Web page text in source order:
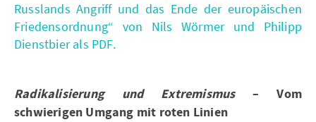
Russlands Angriff und das Ende der europäischen
Friedensordnung“ von Nils Wörmer und Philipp
Dienstbier als PDF.
Radikalisierung und Extremismus– Vom
schwierigen Umgang mit roten Linien